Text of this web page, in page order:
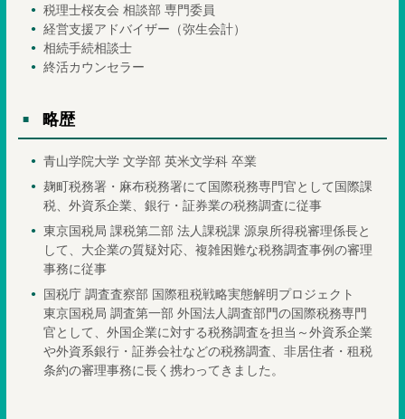
税理士桜友会 相談部 専門委員
経営支援アドバイザー（弥生会計）
相続手続相談士
終活カウンセラー
略歴
青山学院大学 文学部 英米文学科 卒業
麹町税務署・麻布税務署にて国際税務専門官として国際課
税、外資系企業、銀行・証券業の税務調査に従事
東京国税局 課税第二部 法人課税課 源泉所得税審理係長と
して、大企業の質疑対応、複雑困難な税務調査事例の審理
事務に従事
国税庁 調査査察部 国際租税戦略実態解明プロジェクト
東京国税局 調査第一部 外国法人調査部門の国際税務専門
官として、外国企業に対する税務調査を担当～外資系企業
や外資系銀行・証券会社などの税務調査、非居住者・租税
条約の審理事務に長く携わってきました。